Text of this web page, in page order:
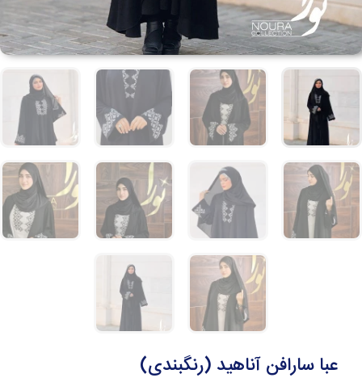
عبا سارافن آناهید (رنگبندی)